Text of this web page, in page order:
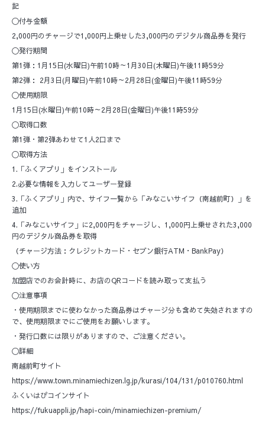
記
〇付与金額
2,000円のチャージで1,000円上乗せした3,000円のデジタル商品券を発行
〇発行期間
第1弾：1月15日(水曜日)午前10時～1月30日(木曜日)午後11時59分
第2弾： 2月3日(月曜日)午前10時～2月28日(金曜日)午後11時59分
〇使用期限
1月15日(水曜日)午前10時～2月28日(金曜日)午後11時59分
〇取得口数
第1弾・第2弾あわせて1人2口まで
〇取得方法
1.「ふくアプリ」をインストール
2.必要な情報を入力してユーザー登録
3.「ふくアプリ」内で、サイフ一覧から「みなこいサイフ（南越前町）」を
追加
4.「みなこいサイフ」に2,000円をチャージし、1,000円上乗せされた3,000
円のデジタル商品券を取得
（チャージ方法：クレジットカード・セブン銀行ATM・BankPay）
〇使い方
加盟店でのお会計時に、お店のQRコードを読み取って支払う
〇注意事項
・使用期限までに使わなかった商品券はチャージ分も含めて失効されますの
で、使用期限までにご使用をお願いします。
・発行口数には限りがありますので、ご注意ください。
〇詳細
南越前町サイト
https://www.town.minamiechizen.lg.jp/kurasi/104/131/p010760.html
ふくいはぴコインサイト
https://fukuappli.jp/hapi-coin/minamiechizen-premium/